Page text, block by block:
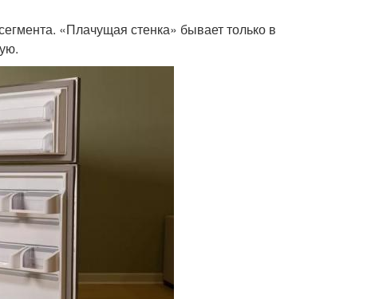
«Плачущая стенка» бывает только в